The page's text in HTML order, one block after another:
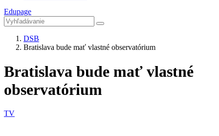
Edupage
DSB
Bratislava bude mať vlastné observatórium
Bratislava bude mať vlastné
observatórium
TV